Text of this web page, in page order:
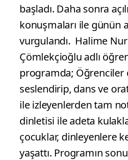
başladı. Daha sonra
konuşmaları ile günün
vurgulandı. Halime
Çömlekçioğlu adlı
programda; Öğrenciler
seslendirip, dans ve
ile izleyenlerden tam
dinletisi ile adeta
çocuklar, dinleyenlere
yaşattı. Programın